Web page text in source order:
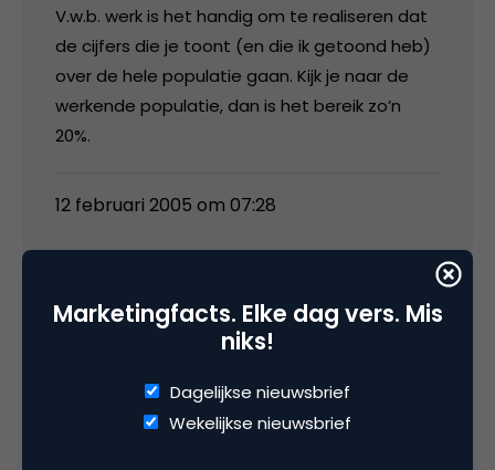
V.w.b. werk is het handig om te realiseren dat
de cijfers die je toont (en die ik getoond heb)
over de hele populatie gaan. Kijk je naar de
werkende populatie, dan is het bereik zo’n
20%.
12 februari 2005 om 07:28
media
Dank voor de toelichting Peter, ik begrijp nu
waarom deze (absolute) percentages zo
Marketingfacts. Elke dag vers. Mis
niks!
Dagelijkse nieuwsbrief
Wekelijkse nieuwsbrief